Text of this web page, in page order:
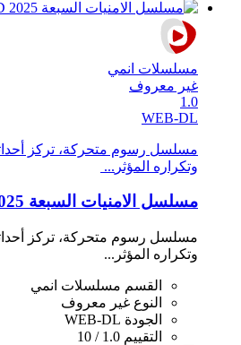
مسلسلات انمي
غير معروف
1.0
WEB-DL
‬وتكراره‭ ‬المؤثر‭ ...
مسلسل الامنيات السبعة 2025 HD
‬وتكراره‭ ‬المؤثر‭ ...
القسم مسلسلات انمي
النوع غير معروف
الجودة WEB-DL
التقييم 1.0 / 10